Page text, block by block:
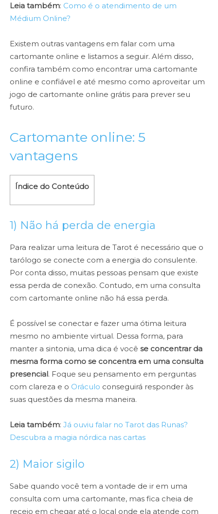
Leia também: Como é o atendimento de um
Médium Online?
Existem outras vantagens em falar com uma
cartomante online e listamos a seguir. Além disso,
confira também como encontrar uma cartomante
online e confiável e até mesmo como aproveitar um
jogo de cartomante online grátis para prever seu
futuro.
Cartomante online: 5
vantagens
Índice do Conteúdo
1) Não há perda de energia
Para realizar uma leitura de Tarot é necessário que o
tarólogo se conecte com a energia do consulente.
Por conta disso, muitas pessoas pensam que existe
essa perda de conexão. Contudo, em uma consulta
com cartomante online não há essa perda.
É possível se conectar e fazer uma ótima leitura
mesmo no ambiente virtual. Dessa forma, para
manter a sintonia, uma dica é você se concentrar da
mesma forma como se concentra em uma consulta
presencial. Foque seu pensamento em perguntas
com clareza e o Oráculo conseguirá responder às
suas questões da mesma maneira.
Leia também: Já ouviu falar no Tarot das Runas?
Descubra a magia nórdica nas cartas
2) Maior sigilo
Sabe quando você tem a vontade de ir em uma
consulta com uma cartomante, mas fica cheia de
receio em chegar até o local onde ela atende com